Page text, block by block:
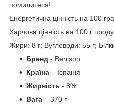
помилитеся!
Енергетична цінність на 100
Харчова цінність на 100 г
Жири: 8 г; Вуглеводи: 55 г;
Бренд - Benison
Країна – Іспанія
Жирність - 8%
Вага – 370 г